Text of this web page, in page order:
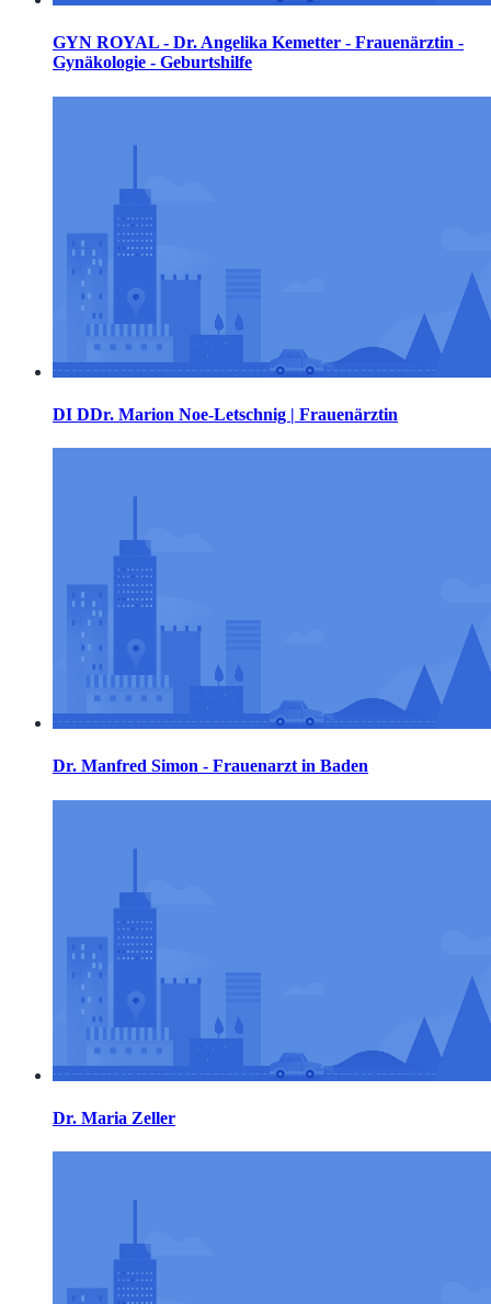
GYN ROYAL - Dr. Angelika Kemetter - Frauenärztin -
Gynäkologie - Geburtshilfe
DI DDr. Marion Noe-Letschnig | Frauenärztin
Dr. Manfred Simon - Frauenarzt in Baden
Dr. Maria Zeller